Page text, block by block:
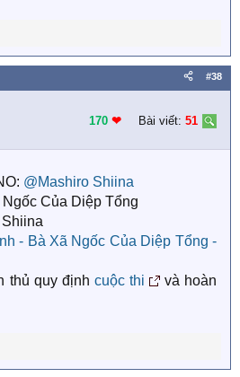
#38
170 ❤︎ Bài viết: 51
@Mashiro Shiina
Ngốc Của Diệp Tổng
- Bà Xã Ngốc Của Diệp Tổng -
thủ quy định cuộc thi
và hoàn